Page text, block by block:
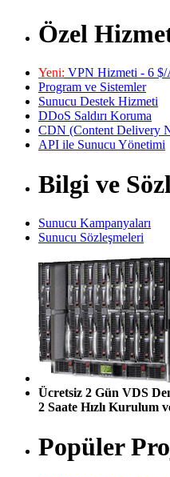
Özel
Yeni: VPN Hizmeti - 6
Program ve Sistemler
Sunucu Destek Hizmeti
DDoS Saldırı Koruma
CDN (Content Delivery
API ile Sunucu Yönetimi
Bilgi ve
Sunucu Kampanyaları
Sunucu Sözleşmeleri
Ücretsiz 2 Gün VDS
2 Saate Hızlı Kurulum
Popüler